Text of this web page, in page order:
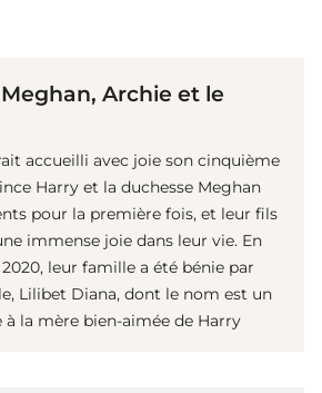
Archie et le
accueilli avec joie son cinquième
Harry et la duchesse Meghan
pour la première fois, et leur fils
immense joie dans leur vie. En
leur famille a été bénie par
Lilibet Diana, dont le nom est un
la mère bien-aimée de Harry